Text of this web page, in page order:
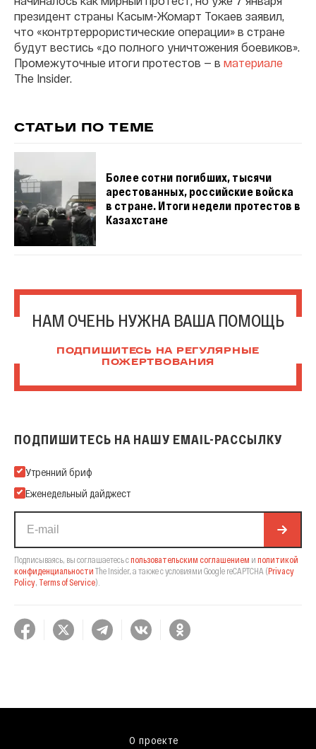
президент страны Касым-Жомарт Токаев заявил,
что «контртеррористические операции» в стране
будут вестись «до полного уничтожения боевиков».
Промежуточные итоги протестов — в материале
The Insider.
СТАТЬИ ПО ТЕМЕ
Более сотни погибших, тысячи
арестованных, российские войска
в стране. Итоги недели протестов в
Казахстане
НАМ ОЧЕНЬ НУЖНА ВАША ПОМОЩЬ
ПОДПИШИТЕСЬ НА РЕГУЛЯРНЫЕ
ПОЖЕРТВОВАНИЯ
ПОДПИШИТЕСЬ НА НАШУ EMAIL-РАССЫЛКУ
Подпишитесь на нашу Email-рассылку
Утренний бриф
Еженедельный дайджест
Подписываясь, вы соглашаетесь спользовательским соглашением и политикой
конфиденциальности The Insider, а также с условиями Google reCAPTCHA (Privacy
Policy Terms of Service).
О проекте